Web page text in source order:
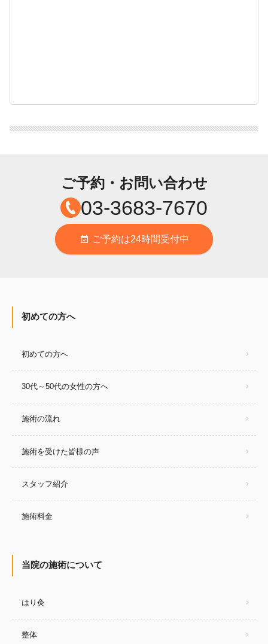
ご予約・お問い合わせ
03-3683-7670
event_available ご予約は24時間受付中
初めての方へ
初めての方へ
30代～50代の女性の方へ
施術の流れ
施術を受けた皆様の声
スタッフ紹介
施術料金
当院の施術について
はり灸
整体